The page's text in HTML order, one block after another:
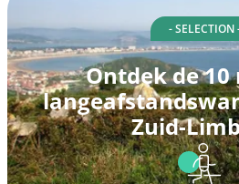
- SELECTION
Ontdek de 10
Zuid-